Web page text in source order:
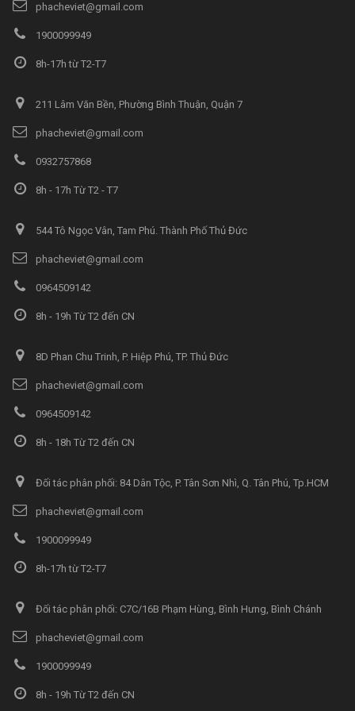
phacheviet@gmail.com
1900099949
8h-17h từ T2-T7
211 Lâm Văn Bền, Phường Bình Thuận, Quận 7
phacheviet@gmail.com
0932757868
8h - 17h Từ T2 - T7
544 Tô Ngọc Vân, Tam Phú. Thành Phố Thủ Đức
phacheviet@gmail.com
0964509142
8h - 19h Từ T2 đến CN
8D Phan Chu Trinh, P. Hiệp Phú, TP. Thủ Đức
phacheviet@gmail.com
0964509142
8h - 18h Từ T2 đến CN
Đối tác phân phối: 84 Dân Tộc, P. Tân Sơn Nhì, Q. Tân Phú, Tp.HCM
phacheviet@gmail.com
1900099949
8h-17h từ T2-T7
Đối tác phân phối: C7C/16B Phạm Hùng, Bình Hưng, Bình Chánh
phacheviet@gmail.com
1900099949
8h - 19h Từ T2 đến CN